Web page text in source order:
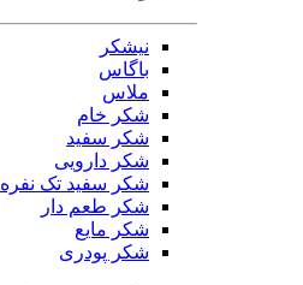
نیشکر
باگاس
ملاس
شکر خام
شکر سفید
شکر دارویی
شکر سفید تک نفره
شکر طعم دار
شکر مایع
شکر پودری